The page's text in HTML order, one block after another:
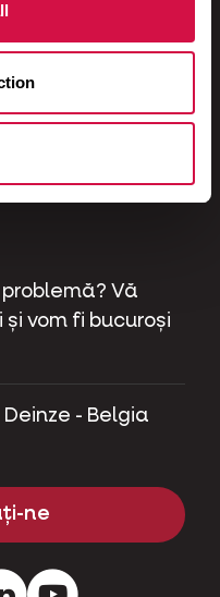
Vă
vom fi bucuroși
- Belgia
ne
LinkedInYoutube